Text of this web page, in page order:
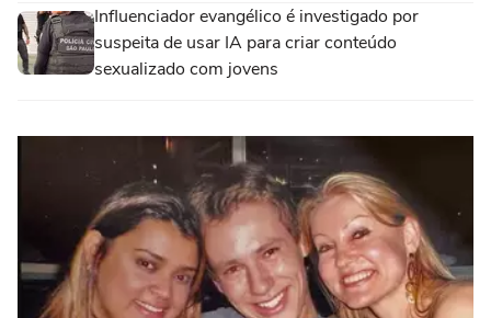
Influenciador evangélico é investigado por
suspeita de usar IA para criar conteúdo
sexualizado com jovens